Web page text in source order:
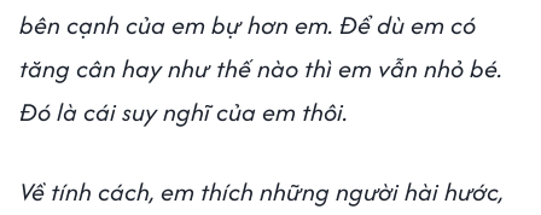
bên cạnh của em bự hơn em. Để dù em có
tăng cân hay như thế nào thì em vẫn nhỏ bé.
Đó là cái suy nghĩ của em thôi.
Về tính cách, em thích những người hài hước,